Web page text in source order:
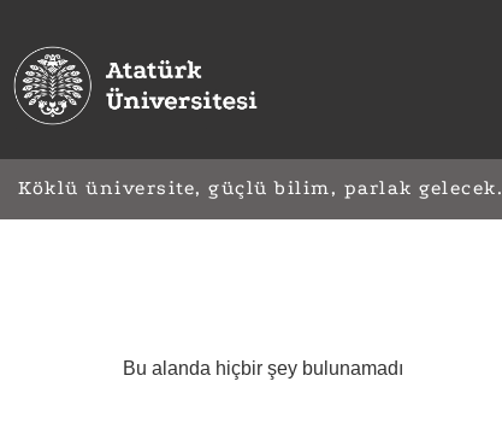
Köklü üniversite, güçlü bilim, parlak gelecek.
Bu alanda hiçbir şey bulunamadı